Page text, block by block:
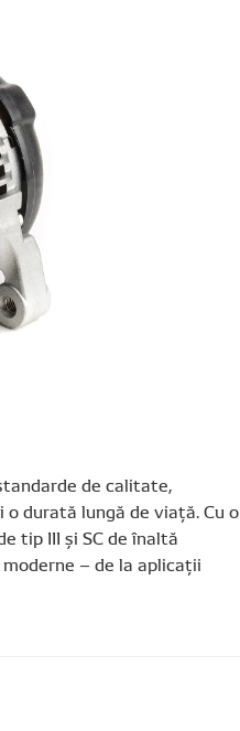
de calitate,
durată lungă de viață. Cu o
tip III și SC de înaltă
– de la aplicații